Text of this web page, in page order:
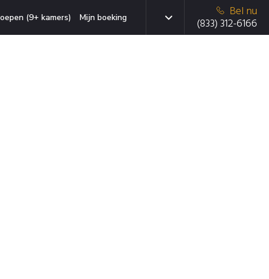
(9+ kamers) Mijn boeking
Bel nu
(833) 312-6166